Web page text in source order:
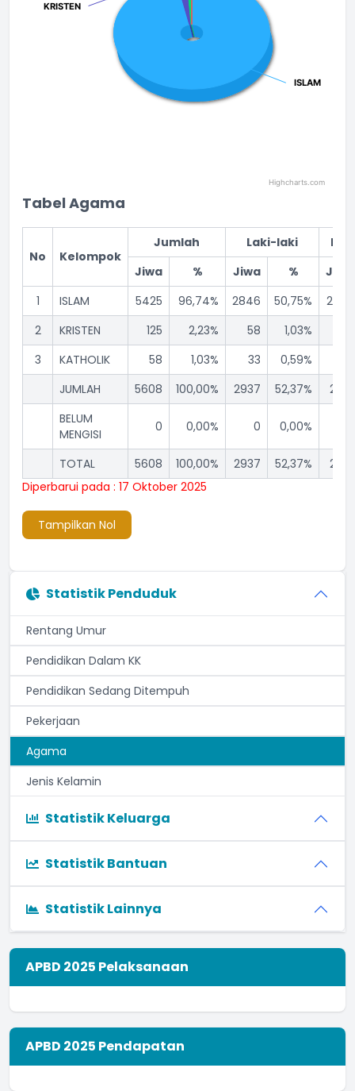
Statistik Penduduk
Rentang Umur
Pendidikan Dalam KK
Pendidikan Sedang Ditempuh
Pekerjaan
Agama
Jenis Kelamin
Statistik Keluarga
Statistik Bantuan
Statistik Lainnya
ISLAM
ISLAM
KRISTEN
KRISTEN
Highcharts.com
End of interactive chart.
Tabel Agama
No Kelompok
Jumlah Laki-laki
Jiwa
% Jiwa %
Jiwa
1
ISLAM 5425 96,74% 2846 50,75%
2579
2
KRISTEN 125 2,23% 58 1,03%
3
KATHOLIK 58 1,03% 33 0,59%
JUMLAH
5608 100,00% 2937 52,37%
2671
BELUM
MENGISI
0 0,00% 0 0,00%
TOTAL 5608 100,00% 2937 52,37%
2671
Diperbarui pada : 17 Oktober 2025
Tampilkan Nol
APBD 2025 Pelaksanaan
APBD 2025 Pendapatan